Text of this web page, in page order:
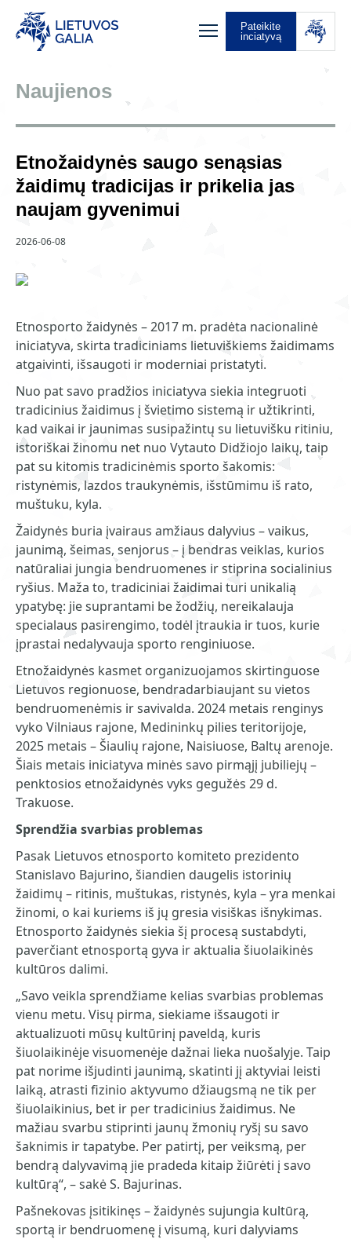
Pateikite
inciatyvą
Naujienos
Etnožaidynės saugo senąsias
žaidimų tradicijas ir prikelia jas
naujam gyvenimui
2026-06-08
Etnosporto žaidynės – 2017 m. pradėta nacionalinė
iniciatyva, skirta tradiciniams lietuviškiems žaidimams
atgaivinti, išsaugoti ir moderniai pristatyti.
Nuo pat savo pradžios iniciatyva siekia integruoti
tradicinius žaidimus į švietimo sistemą ir užtikrinti,
kad vaikai ir jaunimas susipažintų su lietuvišku ritiniu,
istoriškai žinomu net nuo Vytauto Didžiojo laikų, taip
pat su kitomis tradicinėmis sporto šakomis:
ristynėmis, lazdos traukynėmis, išstūmimu iš rato,
muštuku, kyla.
Žaidynės buria įvairaus amžiaus dalyvius – vaikus,
jaunimą, šeimas, senjorus – į bendras veiklas, kurios
natūraliai jungia bendruomenes ir stiprina socialinius
ryšius. Maža to, tradiciniai žaidimai turi unikalią
ypatybę: jie suprantami be žodžių, nereikalauja
specialaus pasirengimo, todėl įtraukia ir tuos, kurie
įprastai nedalyvauja sporto renginiuose.
Etnožaidynės kasmet organizuojamos skirtinguose
Lietuvos regionuose, bendradarbiaujant su vietos
bendruomenėmis ir savivalda. 2024 metais renginys
vyko Vilniaus rajone, Medininkų pilies teritorijoje,
2025 metais – Šiaulių rajone, Naisiuose, Baltų arenoje.
Šiais metais iniciatyva minės savo pirmąjį jubiliejų –
penktosios etnožaidynės vyks gegužės 29 d.
Trakuose.
Sprendžia svarbias problemas
Pasak Lietuvos etnosporto komiteto prezidento
Stanislavo Bajurino, šiandien daugelis istorinių
žaidimų – ritinis, muštukas, ristynės, kyla – yra menkai
žinomi, o kai kuriems iš jų gresia visiškas išnykimas.
Etnosporto žaidynės siekia šį procesą sustabdyti,
paverčiant etnosportą gyva ir aktualia šiuolaikinės
kultūros dalimi.
„Savo veikla sprendžiame kelias svarbias problemas
vienu metu. Visų pirma, siekiame išsaugoti ir
aktualizuoti mūsų kultūrinį paveldą, kuris
šiuolaikinėje visuomenėje dažnai lieka nuošalyje. Taip
pat norime išjudinti jaunimą, skatinti jį aktyviai leisti
laiką, atrasti fizinio aktyvumo džiaugsmą ne tik per
šiuolaikinius, bet ir per tradicinius žaidimus. Ne
mažiau svarbu stiprinti jaunų žmonių ryšį su savo
šaknimis ir tapatybe. Per patirtį, per veiksmą, per
bendrą dalyvavimą jie pradeda kitaip žiūrėti į savo
kultūrą“, – sakė S. Bajurinas.
Pašnekovas įsitikinęs – žaidynės sujungia kultūrą,
sportą ir bendruomenę į visumą, kuri dalyviams